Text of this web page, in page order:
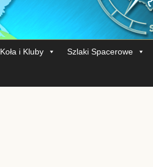
Koła i Kluby Szlaki Spacerowe